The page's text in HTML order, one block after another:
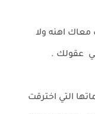
اهنه ولا
عقولك .
التي اخترقت